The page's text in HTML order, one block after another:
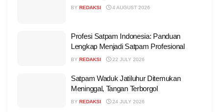
BY REDAKSI 4 AUGUST 2026
Profesi Satpam Indonesia: Panduan
Lengkap Menjadi Satpam Profesional
BY REDAKSI 22 JULY 2026
Satpam Waduk Jatiluhur Ditemukan
Meninggal, Tangan Terborgol
BY REDAKSI 24 JULY 2026